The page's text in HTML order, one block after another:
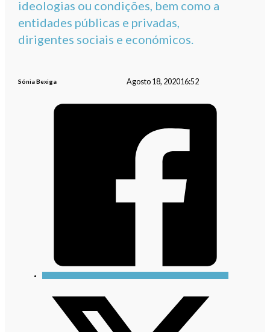
ideologias ou condições, bem como a
entidades públicas e privadas,
dirigentes sociais e económicos.
Sónia Bexiga Agosto 18, 202016:52